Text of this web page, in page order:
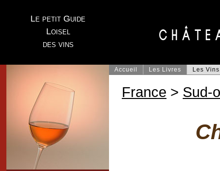
Le petit Guide
Loisel
des vins
Accueil Les Livres Les Vins
France > Sud-